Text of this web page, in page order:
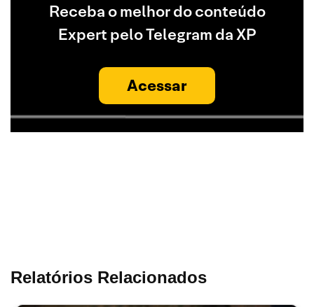
Receba o melhor do conteúdo
Expert pelo Telegram da XP
Acessar
Relatórios Relacionados